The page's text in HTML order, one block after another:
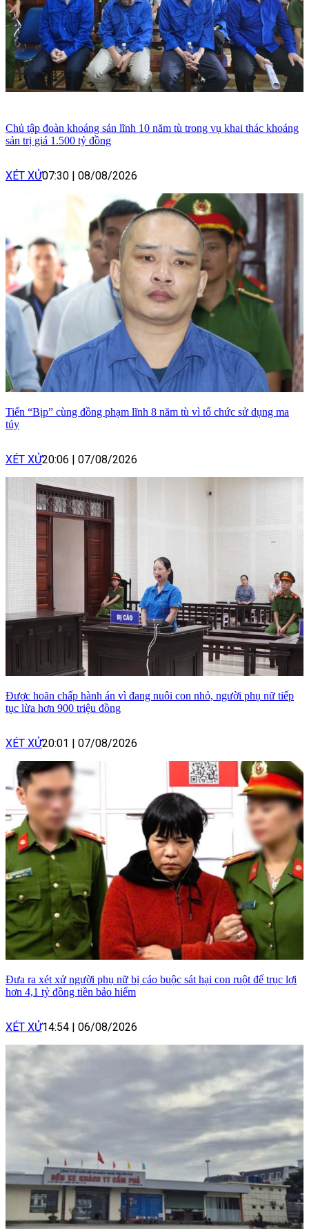
Chủ tập đoàn khoáng sản lĩnh 10 năm tù trong vụ khai thác khoáng
sản trị giá 1.500 tỷ đồng
XÉT XỬ07:30 08/08/2026
Tiến “Bịp” cùng đồng phạm lĩnh 8 năm tù vì tổ chức sử dụng ma
túy
XÉT XỬ20:06 07/08/2026
Được hoãn chấp hành án vì đang nuôi con nhỏ, người phụ nữ tiếp
tục lừa hơn 900 triệu đồng
XÉT XỬ20:01 07/08/2026
Đưa ra xét xử người phụ nữ bị cáo buộc sát hại con ruột để trục lợi
hơn 4,1 tỷ đồng tiền bảo hiểm
XÉT XỬ14:54 06/08/2026